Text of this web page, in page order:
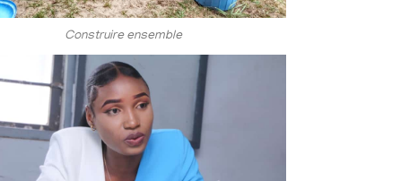
Construire ensemble